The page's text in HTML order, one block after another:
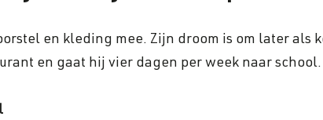
en kleding mee. Zijn droom is om later als
en gaat hij vier dagen per week naar school.